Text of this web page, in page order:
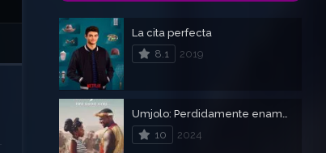
La cita perfecta
8.1
2019
10
2024